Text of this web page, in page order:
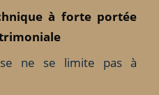
à forte portée
ne se limite pas à